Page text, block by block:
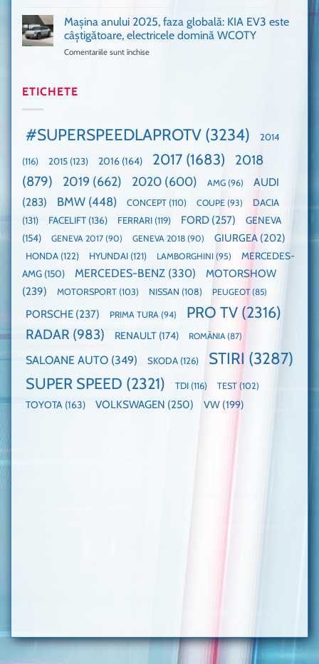
nevoie
de
umărul
cu
mai
mare
paradă
de
dube
911
GT3,
cea
pe
Nurburgring
Mașina anului 2025, faza globală: KIA EV3 este
câștigătoare, electricele domină WCOTY
Comentariile sunt închise
EV3
câștigătoare,
domină
WCOTY
ETICHETE
#SUPERSPEEDLAPROTV (3234) 2014
(116) 2015 (123) 2016 (164) 2017 (1683)
2018
(879)
2019 (662) 2020 (600) AMG (96)
AUDI
(283)
BMW (448) CONCEPT (110) COUPE (93)
DACIA
(131)
FACELIFT (136) FERRARI (119) FORD (257)
GENEVA
(154)
GENEVA 2017 (90) GENEVA 2018 (90) GIURGEA (202)
HONDA (122) HYUNDAI (121) LAMBORGHINI (95)
MERCEDES-
AMG (150) MERCEDES-BENZ (330)
MOTORSHOW
(239)
MOTORSPORT (103) NISSAN (108) PEUGEOT(85)
PORSCHE (237) PRIMA TURA (94) PRO TV (2316)
RADAR (983) RENAULT (174) ROMÂNIA (87)
SALOANE AUTO (349) SKODA (126) STIRI (3287)
SUPER SPEED (2321) TDI (116) TEST (102)
TOYOTA (163) VOLKSWAGEN (250) VW (199)